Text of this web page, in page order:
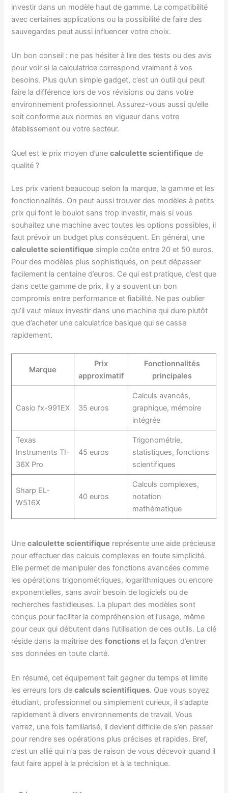
investir dans un modèle haut de gamme. La compatibilité
avec certaines applications ou la possibilité de faire des
sauvegardes peut aussi influencer votre choix.
Un bon conseil : ne pas hésiter à lire des tests ou des avis
pour voir si la calculatrice correspond vraiment à vos
besoins. Plus qu’un simple gadget, c’est un outil qui peut
faire la différence lors de vos révisions ou dans votre
environnement professionnel. Assurez-vous aussi qu’elle
soit conforme aux normes en vigueur dans votre
établissement ou votre secteur.
Quel est le prix moyen d’unecalculette scientifique de
qualité ?
Les prix varient beaucoup selon la marque, la gamme et les
fonctionnalités. On peut aussi trouver des modèles à petits
prix qui font le boulot sans trop investir, mais si vous
souhaitez une machine avec toutes les options possibles, il
faut prévoir un budget plus conséquent. En général, une
calculette scientifique simple coûte entre 20 et 50 euros.
Pour des modèles plus sophistiqués, on peut dépasser
facilement la centaine d’euros. Ce qui est pratique, c’est que
dans cette gamme de prix, il y a souvent un bon
compromis entre performance et fiabilité. Ne pas oublier
qu’il vaut mieux investir dans une machine qui dure plutôt
que d’acheter une calculatrice basique qui se casse
rapidement.
Marque
Prix
approximatif
Fonctionnalités
principales
Casio fx-991EX 35 euros
Calculs avancés,
graphique, mémoire
intégrée
Texas
Instruments TI-
36X Pro
45 euros
Trigonométrie,
statistiques, fonctions
scientifiques
Sharp EL-
W516X
40 euros
Calculs complexes,
notation
mathématique
Unecalculette scientifique représente une aide précieuse
pour effectuer des calculs complexes en toute simplicité.
Elle permet de manipuler des fonctions avancées comme
les opérations trigonométriques, logarithmiques ou encore
exponentielles, sans avoir besoin de logiciels ou de
recherches fastidieuses. La plupart des modèles sont
conçus pour faciliter la compréhension et l’usage, même
pour ceux qui débutent dans l’utilisation de ces outils. La clé
réside dans la maîtrise desfonctions et la façon d’entrer
ses données en toute clarté.
En résumé, cet équipement fait gagner du temps et limite
les erreurs lors decalculs scientifiques. Que vous soyez
étudiant, professionnel ou simplement curieux, il s’adapte
rapidement à divers environnements de travail. Vous
verrez, une fois familiarisé, il devient difficile de s’en passer
pour rendre ses opérations plus précises et rapides. Bref,
c’est un allié qui n’a pas de raison de vous décevoir quand il
faut faire appel à la précision et à la technique.